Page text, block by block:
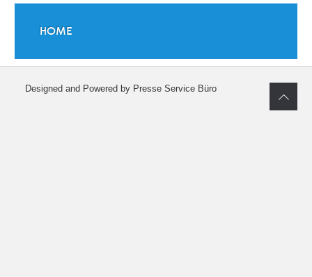
HOME
Designed and Powered by Presse Service Büro